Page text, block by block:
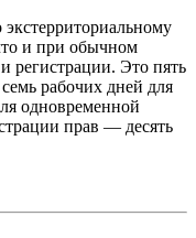
и при обычном
регистрации. Это пять
рабочих дней для
одновременной
прав — десять